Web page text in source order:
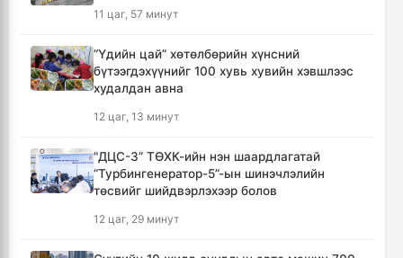
11 цаг, 57 минут
“Үдийн цай” хөтөлбөрийн хүнсний
бүтээгдэхүүнийг 100 хувь хувийн хэвшлээс
худалдан авна
12 цаг, 13 минут
"ДЦС-3” ТӨХК-ийн нэн шаардлагатай
“Турбингенератор-5”-ын шинэчлэлийн
төсвийг шийдвэрлэхээр болов
12 цаг, 29 минут